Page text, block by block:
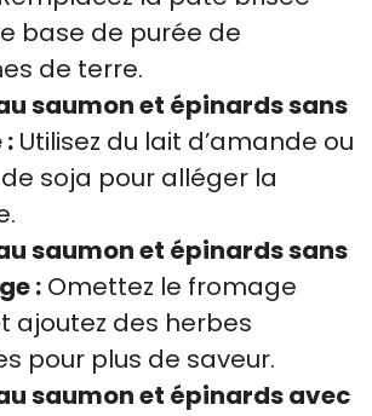
base de purée de
de terre.
saumon et épinards sans
Utilisez du lait d’amande ou
soja pour alléger la
saumon et épinards sans
: Omettez le fromage
ajoutez des herbes
pour plus de saveur.
saumon et épinards avec